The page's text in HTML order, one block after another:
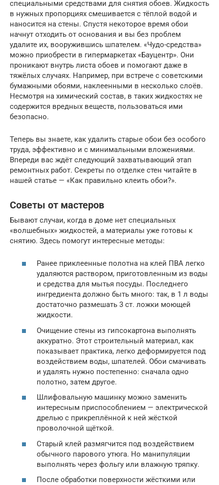
специальными средствами для снятия обоев. Жидкость
в нужных пропорциях смешивается с тёплой водой и
наносится на стены. Спустя некоторое время обои
начнут отходить от основания и вы без проблем
удалите их, вооружившись шпателем. «Чудо-средства»
можно приобрести в гипермаркетах «Бауцентр». Они
проникают внутрь листа обоев и помогают даже в
тяжёлых случаях. Например, при встрече с советскими
бумажными обоями, наклеенными в несколько слоёв.
Несмотря на химический состав, в таких жидкостях не
содержится вредных веществ, пользоваться ими
безопасно.
Теперь вы знаете, как удалить старые обои без особого
труда, эффективно и с минимальными вложениями.
Впереди вас ждёт следующий захватывающий этап
ремонтных работ. Секреты по отделке стен читайте в
нашей статье — «Как правильно клеить обои?».
Советы от мастеров
Бывают случаи, когда в доме нет специальных
«волшебных» жидкостей, а материалы уже готовы к
снятию. Здесь помогут интересные методы:
Ранее приклеенные полотна на клей ПВА легко
удаляются раствором, приготовленным из воды
и средства для мытья посуды. Последнего
ингредиента должно быть много: так, в 1 л воды
достаточно размешать 3 ст. ложки моющей
жидкости.
Очищение стены из гипсокартона выполнять
аккуратно. Этот строительный материал, как
показывает практика, легко деформируется под
воздействием воды, шпателей. Обои смачивать
и удалять нужно постепенно: сначала одно
полотно, затем другое.
Шлифовальную машинку можно заменить
интересным приспособлением — электрической
дрелью с прикреплённой к ней жёсткой
проволочной щёткой.
Старый клей размягчится под воздействием
обычного парового утюга. Но манипуляции
выполнять через фольгу или влажную тряпку.
После обработки поверхности жёсткими или